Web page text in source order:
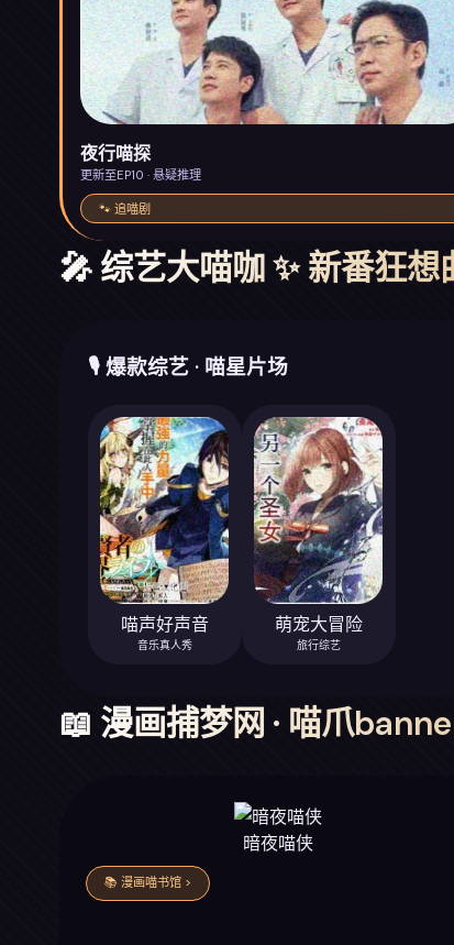
夜行喵探
更新至EP10 · 悬疑推理
🐾 追喵剧
🎤 综艺大喵咖 ✨ 新番狂想
🎙️ 爆款综艺 · 喵星片场
喵声好声音
音乐真人秀
萌宠大冒险
旅行综艺
📖 漫画捕梦网 · 喵爪
暗夜喵侠
📚 漫画喵书馆 >